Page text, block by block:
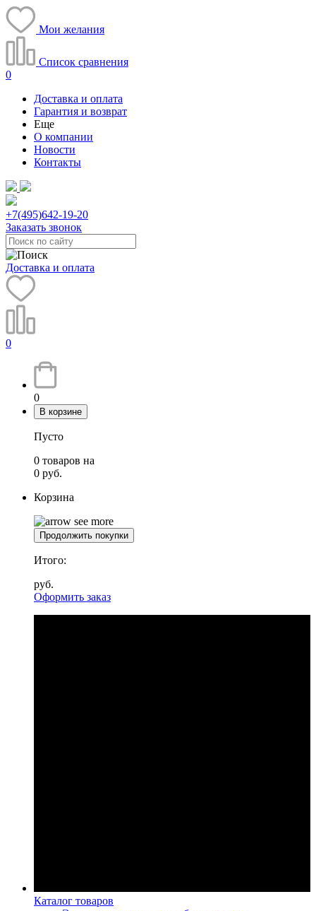
Мои желания
Список сравнения
0
Доставка и оплата
Гарантия и возврат
Еще
О компании
Новости
Контакты
+7(495)642-19-20
Заказать звонок
Доставка и оплата
0
0
В корзине
Пусто
0 товаров на
0 руб.
Корзина
Продолжить покупки
Итого:
руб.
Оформить заказ
Каталог товаров